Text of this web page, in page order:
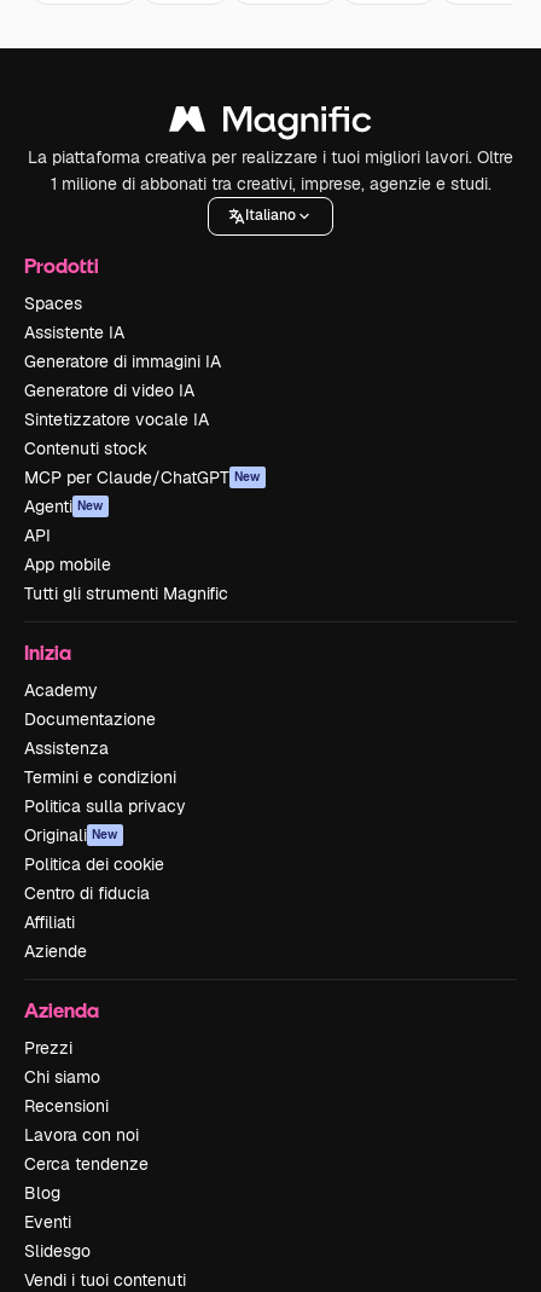
La piattaforma creativa per realizzare i tuoi migliori lavori. Oltre
1 milione di abbonati tra creativi, imprese, agenzie e studi.
Italiano
Prodotti
Spaces
Assistente IA
Generatore di immagini IA
Generatore di video IA
Sintetizzatore vocale IA
Contenuti stock
MCP per Claude/ChatGPT New
Agenti New
API
App mobile
Tutti gli strumenti Magnific
Inizia
Academy
Documentazione
Assistenza
Termini e condizioni
Politica sulla privacy
Originali New
Politica dei cookie
Centro di fiducia
Affiliati
Aziende
Azienda
Prezzi
Chi siamo
Recensioni
Lavora con noi
Cerca tendenze
Blog
Eventi
Slidesgo
Vendi i tuoi contenuti